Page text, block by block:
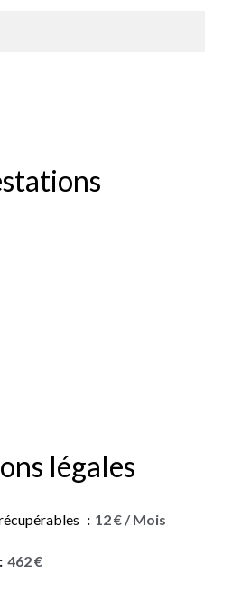
légales
12 € / Mois
462 €